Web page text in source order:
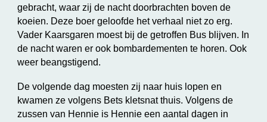
gebracht, waar zij de nacht doorbrachten boven de
koeien. Deze boer geloofde het verhaal niet zo erg.
Vader Kaarsgaren moest bij de getroffen Bus blijven. In
de nacht waren er ook bombardementen te horen. Ook
weer beangstigend.
De volgende dag moesten zij naar huis lopen en
kwamen ze volgens Bets kletsnat thuis. Volgens de
zussen van Hennie is Hennie een aantal dagen in